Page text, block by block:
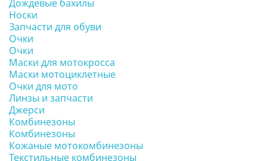
Дождевые бахилы
Носки
Запчасти для обуви
Очки
Очки
Маски для мотокросса
Маски мотоциклетные
Очки для мото
Линзы и запчасти
Джерси
Комбинезоны
Комбинезоны
Кожаные мотокомбинезоны
Текстильные комбинезоны